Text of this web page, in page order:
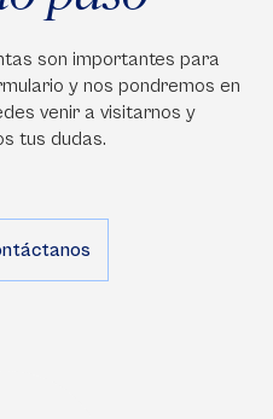
son importantes para
y nos pondremos en
venir a visitarnos y
tus dudas.